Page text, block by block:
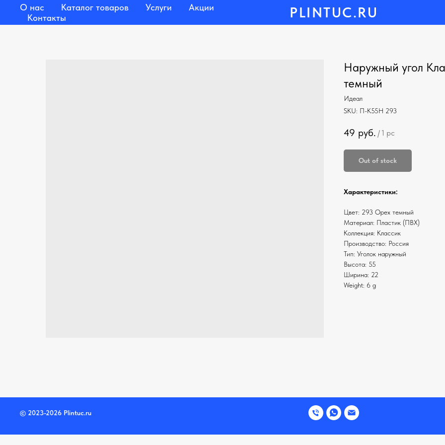
PLINTUC.RU
О нас Каталог товаров Услуги
Акции
Контакты
Наружный угол
темный
Идеал
SKU: П-К55Н 293
49 руб. / 1 pc
Out of stock
Характеристики:
Цвет: 293 Орех темный
Материал: Пластик (ПВХ)
Коллекция: Классик
Производство: Россия
Тип: Уголок наружный
Высота: 55
Ширина: 22
Weight: 6 g
© 2023-2026 Plintuc.ru